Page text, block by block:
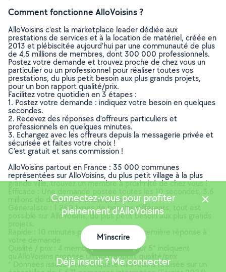
Comment fonctionne AlloVoisins ?
AlloVoisins c’est la marketplace leader dédiée aux
prestations de services et à la location de matériel, créée en
2013 et plébiscitée aujourd’hui par une communauté de plus
de 4,5 millions de membres, dont 300 000 professionnels.
Postez votre demande et trouvez proche de chez vous un
particulier ou un professionnel pour réaliser toutes vos
prestations, du plus petit besoin aux plus grands projets,
pour un bon rapport qualité/prix.
Facilitez votre quotidien en 3 étapes :
1. Postez votre demande : indiquez votre besoin en quelques
secondes.
2. Recevez des réponses d’offreurs particuliers et
professionnels en quelques minutes.
3. Echangez avec les offreurs depuis la messagerie privée et
sécurisée et faites votre choix !
C’est gratuit et sans commission !
AlloVoisins partout en France : 35 000 communes
représentées sur AlloVoisins, du plus petit village à la plus
grande ville, trouvez un membre à proximité de chez vous !
Efficace : Une demande postée toutes les 10 secondes, 3.6
millions de demandes postées par an
Généraliste : 1 250 types de besoins différents, tout est
possible sur AlloVoisins, du plus petit besoin aux plus grands
Rapide : 10 minutes pour recevoir une première réponse à
Qualité / prix : 4 membres AlloVoisins sur 5* indiquent
qu’AlloVoisins propose un bon rapport qualité/prix
* Données issues d’une enquête AlloVoisins réalisée sur un
Connectez-vous pour profiter
pleinement d'AlloVoisins
M'inscrire
Déjà inscrit ? Me connecter